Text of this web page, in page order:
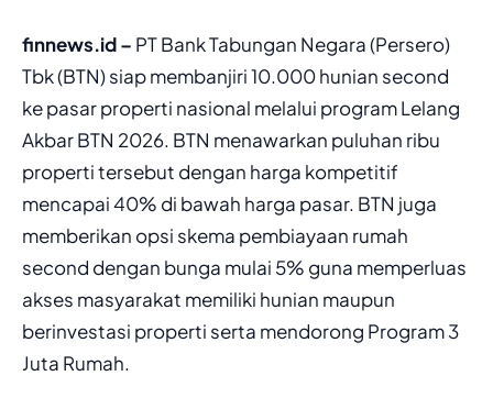
finnews.id – PT Bank Tabungan Negara (Persero)
Tbk (BTN) siap membanjiri 10.000 hunian second
ke pasar properti nasional melalui program Lelang
Akbar BTN 2026. BTN menawarkan puluhan ribu
properti tersebut dengan harga kompetitif
mencapai 40% di bawah harga pasar. BTN juga
memberikan opsi skema pembiayaan rumah
second dengan bunga mulai 5% guna memperluas
akses masyarakat memiliki hunian maupun
berinvestasi properti serta mendorong Program 3
Juta Rumah.